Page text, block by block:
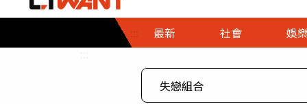
::: 最新 社會
社會首頁
時事
娛樂
娛樂首頁
即時
專題
財經首頁
熱線
３Ｃ
政